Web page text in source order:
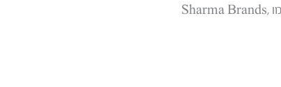
להתוודע לאסטרטגיות ומגמות מסחר אלקטרוני קריטיות של DTC ממותגים מובילים בתעשייה כמו Sharma Brands,